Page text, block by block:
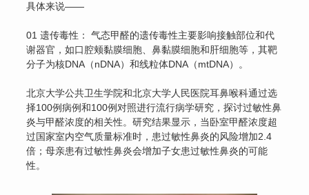
具体来说——
01 遗传毒性： 气态甲醛的遗传毒性主要影响接触部位和代
谢器官，如口腔颊黏膜细胞、鼻黏膜细胞和肝细胞等，其靶
分子为核DNA（nDNA）和线粒体DNA（mtDNA）。
北京大学公共卫生学院和北京大学人民医院耳鼻喉科通过选
择100例病例和100例对照进行流行病学研究，探讨过敏性鼻
炎与甲醛浓度的相关性。研究结果显示，当卧室甲醛浓度超
过国家室内空气质量标准时，患过敏性鼻炎的风险增加2.4
倍；母亲患有过敏性鼻炎会增加子女患过敏性鼻炎的可能
性。